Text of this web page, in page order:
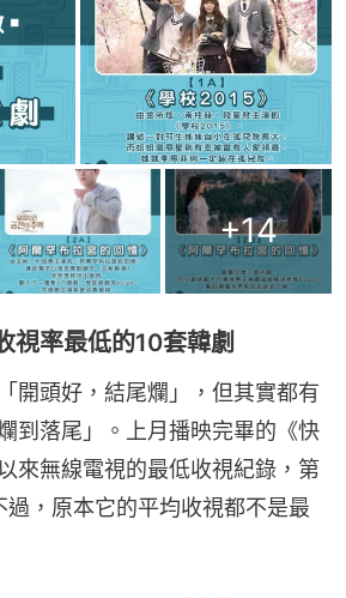
+14
視率最低的10套韓劇
開頭好，結尾爛」，但其實都有
到落尾」。上月播映完畢的《快
來無線電視的最低收視紀錄，第
，原本它的平均收視都不是最